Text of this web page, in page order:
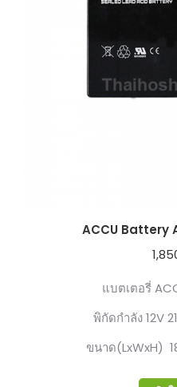
ACCU Battery
แบตเตอรี่
พิกัดกำลัง 12V
ขนาด(LxWxH)